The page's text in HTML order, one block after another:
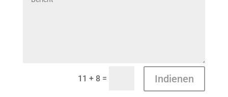
11 + 8 = Indienen